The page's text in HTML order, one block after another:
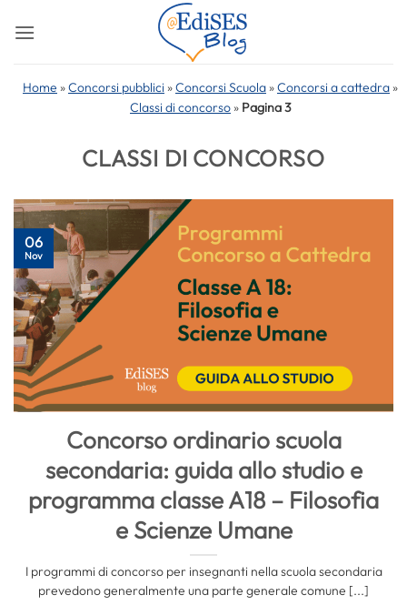
Home »Concorsi pubblici »Concorsi Scuola »Concorsi a cattedra »
Classi di concorso » Pagina 3
CLASSI DI CONCORSO
Concorso ordinario scuola
secondaria: guida allo studio e
programma classe A18 – Filosofia
e Scienze Umane
I programmi di concorso per insegnanti nella scuola secondaria
prevedono generalmente una parte generale comune [...]
06
Nov